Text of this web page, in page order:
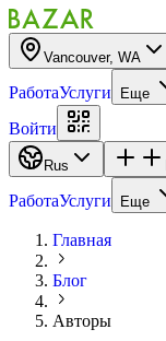
Vancouver, WA
РаботаУслуги Еще
Войти
Rus
РаботаУслуги Еще
Главная
Блог
Авторы